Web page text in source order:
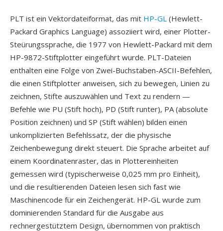
PLT ist ein Vektordateiformat, das mit HP-GL (Hewlett-
Packard Graphics Language) assoziiert wird, einer Plotter-
Steürungssprache, die 1977 von Hewlett-Packard mit dem
HP-9872-Stiftplotter eingeführt wurde. PLT-Dateien
enthalten eine Folge von Zwei-Buchstaben-ASCII-Befehlen,
die einen Stiftplotter anweisen, sich zu bewegen, Linien zu
zeichnen, Stifte auszuwählen und Text zu rendern —
Befehle wie PU (Stift hoch), PD (Stift runter), PA (absolute
Position zeichnen) und SP (Stift wählen) bilden einen
unkomplizierten Befehlssatz, der die physische
Zeichenbewegung direkt steuert. Die Sprache arbeitet auf
einem Koordinatenraster, das in Plottereinheiten
gemessen wird (typischerweise 0,025 mm pro Einheit),
und die resultierenden Dateien lesen sich fast wie
Maschinencode für ein Zeichengerät. HP-GL wurde zum
dominierenden Standard für die Ausgabe aus
rechnergestütztem Design, übernommen von praktisch